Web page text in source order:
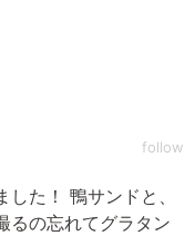
follow
た！ 鴨サンドと、
るの忘れてグラタン